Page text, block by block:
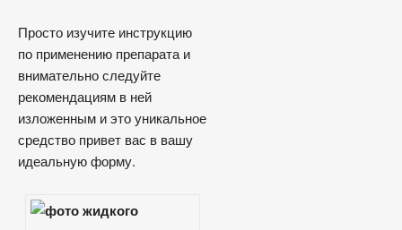
Просто изучите инструкцию
по применению препарата и
внимательно следуйте
рекомендациям в ней
изложенным и это уникальное
средство привет вас в вашу
идеальную форму.